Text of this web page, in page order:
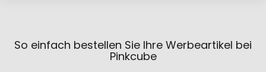
So einfach bestellen Sie Ihre Werbeartikel bei
Pinkcube